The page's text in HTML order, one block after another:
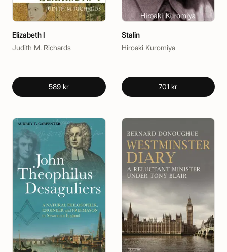
Elizabeth I
Judith M. Richards
589 kr
Stalin
Hiroaki Kuromiya
701 kr